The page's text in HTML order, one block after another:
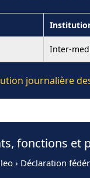
Inter-
journalière
fonctions et
› Déclaration